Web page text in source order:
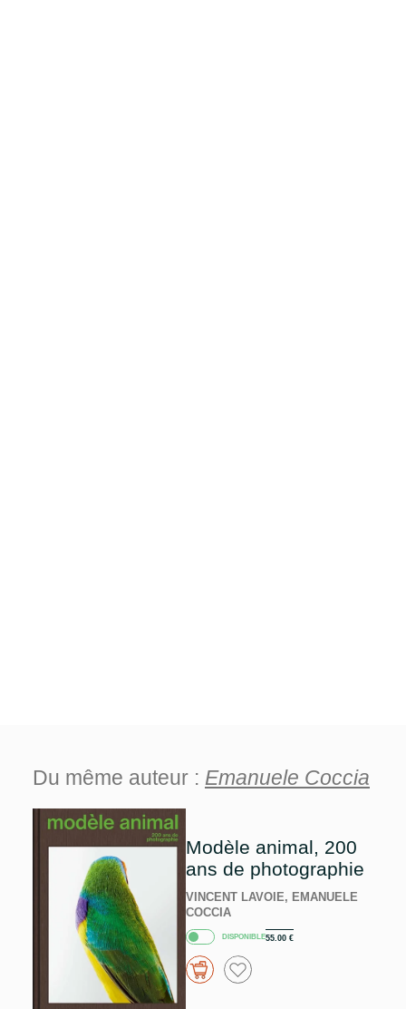
Du même auteur : Emanuele Coccia
Modèle animal, 200
ans de photographie
VINCENT LAVOIE, EMANUELE
COCCIA
DISPONIBLE55.00 €